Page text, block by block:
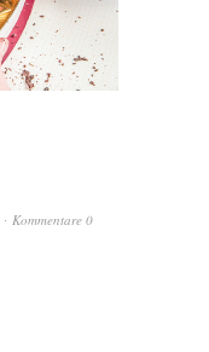
Kommentare 0